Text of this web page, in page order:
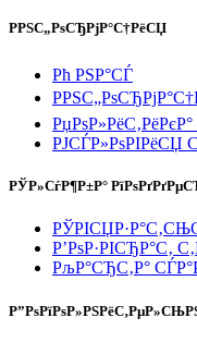
РРЅС„РѕСЂРјР°С†РёСЏ
Рћ РЅР°СЃ
РЈСЃР»РѕРІРёСЏ
РЎР»СѓР¶Р±Р°
Р’РѕР·РІСЂР°С‚
РљР°СЂС‚Р°